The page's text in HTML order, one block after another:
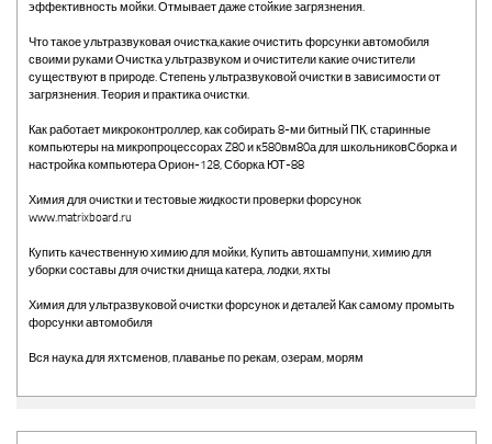
эффективность мойки. Отмывает даже стойкие загрязнения.
Что такое ультразвуковая очистка,какие очистить форсунки автомобиля
своими руками Очистка ультразвуком и очистители какие очистители
существуют в природе. Степень ультразвуковой очистки в зависимости от
загрязнения. Теория и практика очистки.
Как работает микроконтроллер, как собирать 8-ми битный ПК, старинные
компьютеры на микропроцессорах Z80 и к580вм80а для школьниковСборка и
настройка компьютера Орион-128, Сборка ЮТ-88
Химия для очистки и тестовые жидкости проверки форсунок
www.matrixboard.ru
Купить качественную химию для мойки, Купить автошампуни, химию для
уборки составы для очистки днища катера, лодки, яхты
Химия для ультразвуковой очистки форсунок и деталей Как самому промыть
форсунки автомобиля
Вся наука для яхтсменов, плаванье по рекам, озерам, морям